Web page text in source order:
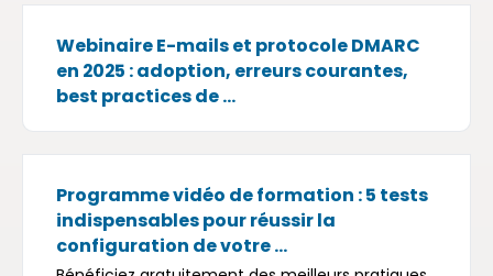
Webinaire E-mails et protocole DMARC
en 2025 : adoption, erreurs courantes,
best practices de ...
Programme vidéo de formation : 5 tests
indispensables pour réussir la
configuration de votre ...